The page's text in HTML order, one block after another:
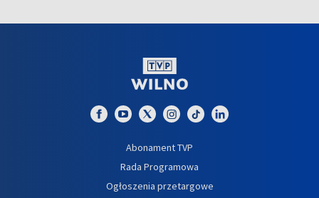
Abonament TVP
Rada Programowa
Ogłoszenia przetargowe